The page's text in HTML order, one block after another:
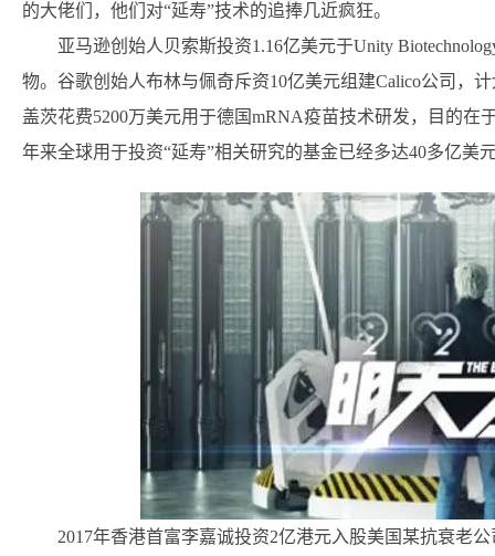
的大佬们，他们对“延寿”技术的追捧几近疯狂。
亚马逊创始人贝索斯投资1.16亿美元于Unity
物。谷歌创始人布林与佩奇斥资10亿美元组建Calico公司，
盖茨花费5200万美元用于德国mRNA疫苗技术研发，目的
年来全球用于投资“延寿”相关研究的基金已经多达40多亿美
2017年香港首富李嘉诚投资2亿港元入股美国某抗衰老